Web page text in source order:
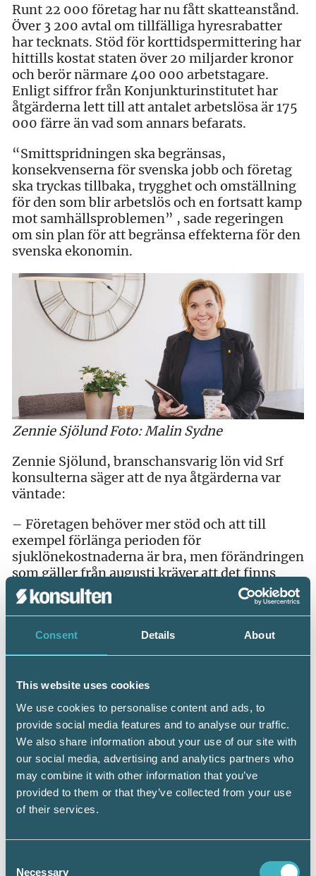
Consent Details About
This website uses cookies
We use cookies to personalise content and ads, to
provide social media features and to analyse our traffic.
We also share information about your use of our site with
our social media, advertising and analytics partners who
may combine it with other information that you’ve
provided to them or that they’ve collected from your use
of their services.
Necessary
Runt 22 000 företag har nu fått skatteanstånd.
Över 3 200 avtal om tillfälliga hyresrabatter
har tecknats. Stöd för korttidspermittering har
hittills kostat staten över 20 miljarder kronor
och berör närmare 400 000 arbetstagare.
Enligt siffror från Konjunkturinstitutet har
åtgärderna lett till att antalet arbetslösa är 175
000 färre än vad som annars befarats.
“Smittspridningen ska begränsas,
konsekvenserna för svenska jobb och företag
ska tryckas tillbaka, trygghet och omställning
för den som blir arbetslös och en fortsatt kamp
mot samhällsproblemen” , sade regeringen
om sin plan för att begränsa effekterna för den
svenska ekonomin.
Zennie Sjölund Foto: Malin Sydne
Zennie Sjölund, branschansvarig lön vid Srf
konsulterna säger att de nya åtgärderna var
väntade:
– Företagen behöver mer stöd och att till
exempel förlänga perioden för
sjuklönekostnaderna är bra, men förändringen
som gäller från augusti kräver att det finns
tydliga instruktioner snarast möjligt om det
exempelvis behövs systemstöd, säger hon.
Många av de stödåtgärder som har införts är
riktade mot de som har anställda.
– En av svårigheterna för de mindre företagen
det kan även göra att de inte tar del av de stöd
som är möjliga, varnar Zennie Sjölund.
Vilka utmaningar har
redovisningskonsulterna och lönekonsulterna
med åtg ärdspaketen?
– Många av åtgärderna införs snabbt och är
luckor i regelverken, som till exempel kring